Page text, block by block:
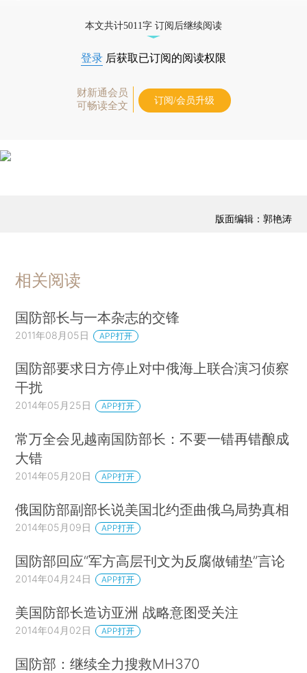
本文共计5011字 订阅后继续阅读
登录 后获取已订阅的阅读权限
财新通会员
可畅读全文
订阅/会员升级
版面编辑：郭艳涛
相关阅读
国防部长与一本杂志的交锋
2011年08月05日 APP打开
国防部要求日方停止对中俄海上联合演习侦察
干扰
2014年05月25日 APP打开
常万全会见越南国防部长：不要一错再错酿成
大错
2014年05月20日 APP打开
俄国防部副部长说美国北约歪曲俄乌局势真相
2014年05月09日 APP打开
国防部回应“军方高层刊文为反腐做铺垫”言论
2014年04月24日 APP打开
美国防部长造访亚洲 战略意图受关注
2014年04月02日 APP打开
国防部：继续全力搜救MH370